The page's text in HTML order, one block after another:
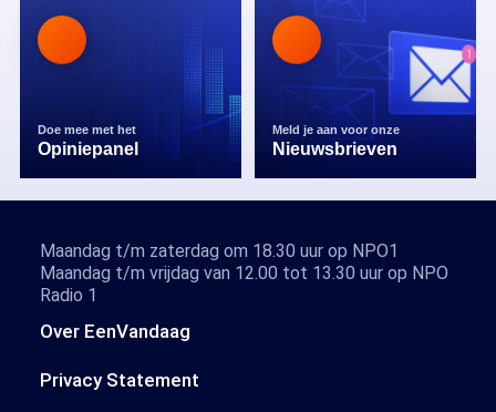
Doe mee met het
Opiniepanel
Meld je aan voor onze
Nieuwsbrieven
Over EenVandaag
Privacy Statement
Maandag t/m zaterdag om 18.30 uur op NPO1
Maandag t/m vrijdag van 12.00 tot 13.30 uur op NPO
Radio 1